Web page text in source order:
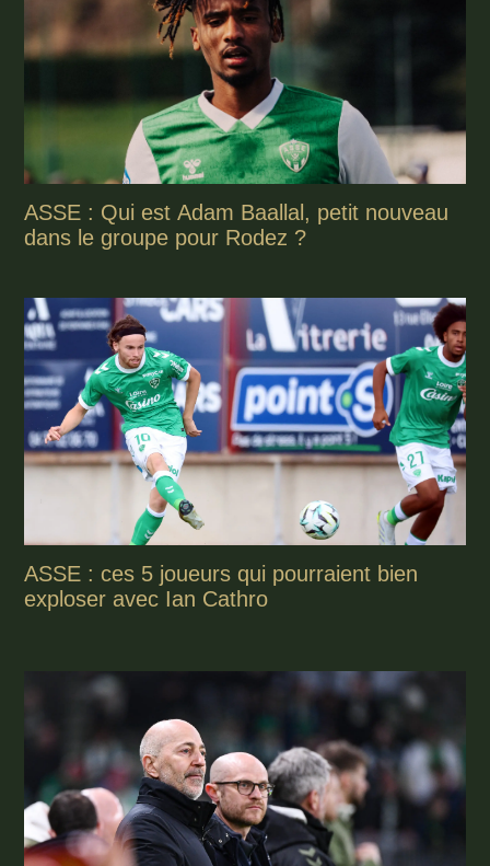
ASSE : Qui est Adam Baallal, petit nouveau
dans le groupe pour Rodez ?
ASSE : ces 5 joueurs qui pourraient bien
exploser avec Ian Cathro